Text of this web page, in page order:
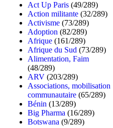
Act Up Paris (49/289)
Action militante (32/289)
Activisme (73/289)
Adoption (82/289)
Afrique (161/289)
Afrique du Sud (73/289)
Alimentation, Faim
(48/289)
ARV (203/289)
Associations, mobilisation
communautaire (65/289)
Bénin (13/289)
Big Pharma (16/289)
Botswana (9/289)